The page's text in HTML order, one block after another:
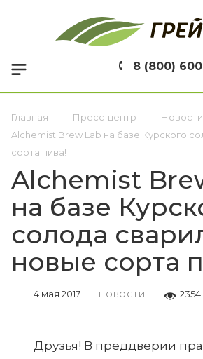
8 (800)
Главная Пресс-центр
Новости
Alchemist Brew Lab на базе Курского
сорта пива!
Alchemist
на базе
солода
новые сорта
4 мая 2017 НОВОСТИ
Друзья! В преддверии